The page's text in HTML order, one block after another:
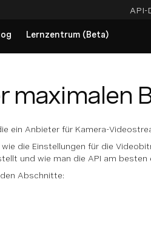
API-
Lernzentrum (Beta)
maximalen
ein Anbieter für Kamera-
die Einstellungen für die
und wie man die API am besten
Abschnitte: